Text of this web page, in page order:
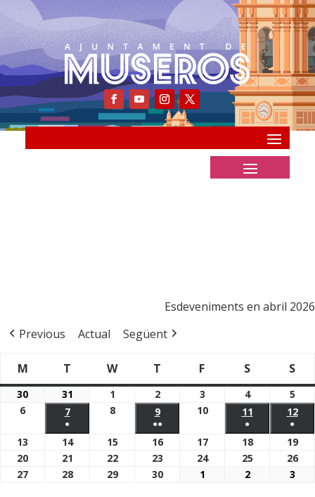
Esdeveniments en abril 2026
Previous
Actual Següent
M
Dilluns
T Dimarts
WDimecres
T F Divendres
S Dissabte
S
30 30/03/2026
31 31/03/2026
1 01/04/2026
2 02/04/2026
3 03/04/2026
404/04/2026
5
6 06/04/2026
707/04/2026
●
(1
event)
8 08/04/2026
909/04/2026
●●
(2
events)
10 10/04/2026
11 11/04/2026
●
(1
event)
1212/
●
(1
13 13/04/2026
1414/04/2026
15 15/04/2026
16 16/04/2026
17 17/04/2026
18 18/04/2026
19
20 20/04/2026
21 21/04/2026
22 22/04/2026
23 23/04/2026
2424/04/2026
25 25/04/2026
26
27 27/04/2026
28 28/04/2026
29 29/04/2026
30 30/04/2026
1 01/05/2026
2 02/05/2026
3